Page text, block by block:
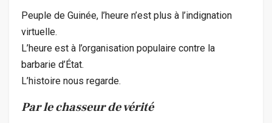
Peuple de Guinée, l’heure n’est plus à l’indignation
virtuelle.
L’heure est à l’organisation populaire contre la
barbarie d’État.
L’histoire nous regarde.
Par le chasseur de vérité